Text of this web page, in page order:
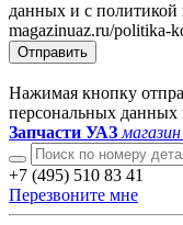
данных и с политикой
magazinuaz.ru/politika-
Отправить
Нажимая кнопку
персональных данных
Запчасти УАЗ
+7 (495) 510 83 41
Перезвоните мне